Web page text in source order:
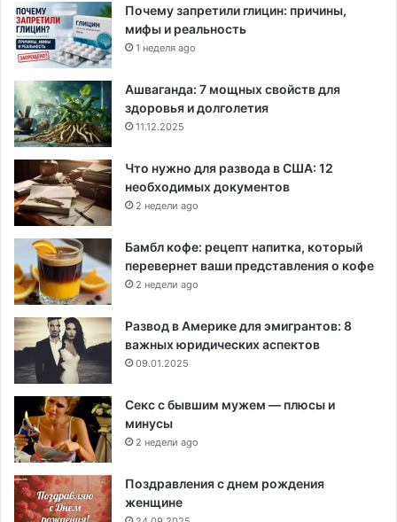
Почему запретили глицин: причины,
мифы и реальность
1 неделя ago
Ашваганда: 7 мощных свойств для
здоровья и долголетия
11.12.2025
Что нужно для развода в США: 12
необходимых документов
2 недели ago
Бамбл кофе: рецепт напитка, который
перевернет ваши представления о кофе
2 недели ago
Развод в Америке для эмигрантов: 8
важных юридических аспектов
09.01.2025
Секс с бывшим мужем — плюсы и
минусы
2 недели ago
Поздравления с днем рождения
женщине